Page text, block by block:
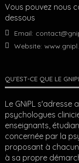
Vous pouvez nous
dessous
Email:
Website:
QU’EST-CE QUE LE
Le GNiPL s'adresse
psychologues
enseignants,
concernée par la
proposant à chacun
à sa propre